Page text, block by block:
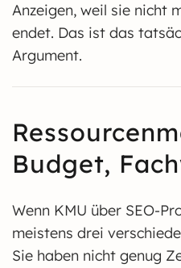
Anzeigen, weil sie nicht
endet. Das ist das
Argument.
Budget,
Wenn KMU über SEO-
meistens drei
Sie haben nicht genug